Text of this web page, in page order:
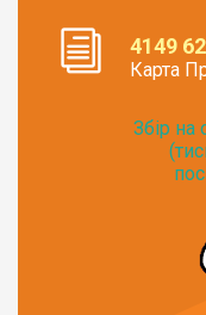
4149
Карта
Збір